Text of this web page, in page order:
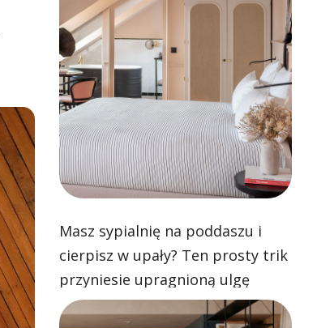
Masz sypialnię na poddaszu i
cierpisz w upały? Ten prosty trik
przyniesie upragnioną ulgę